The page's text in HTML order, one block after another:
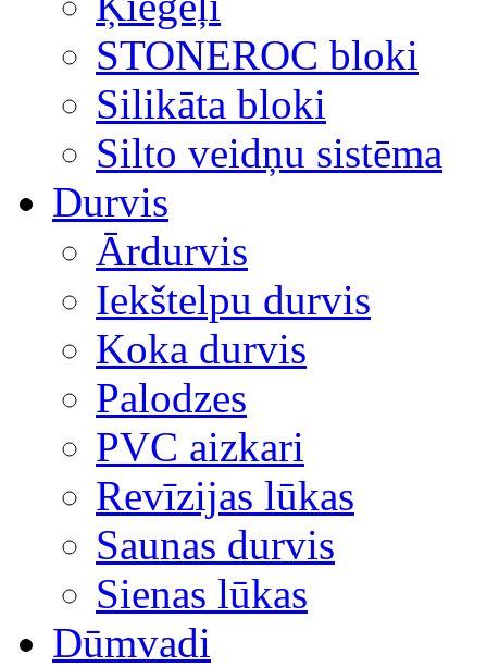
STONEROC bloki
Silikāta bloki
Silto veidņu sistēma
Durvis
Ārdurvis
Iekštelpu durvis
Koka durvis
Palodzes
PVC aizkari
Revīzijas lūkas
Saunas durvis
Sienas lūkas
Dūmvadi